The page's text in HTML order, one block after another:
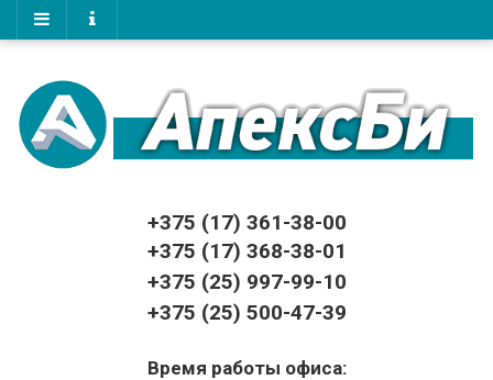
+375 (17) 361-38-00
+375 (17) 368-38-01
+375 (25) 997-99-10
+375 (25) 500-47-39
Время работы офиса: